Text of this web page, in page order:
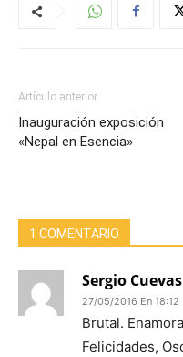
Artículo anterior
Inauguración exposición
«Nepal en Esencia»
1 COMENTARIO
Sergio Cuevas
27/05/2016 En 18:12
Brutal.
Felicidades,